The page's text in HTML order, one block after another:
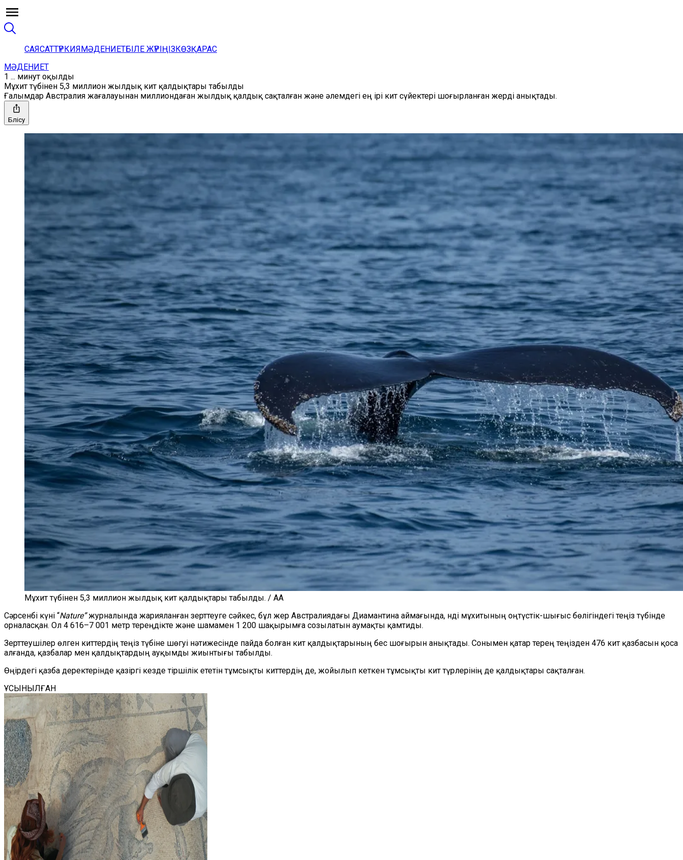
САЯСАТТҮРКИЯМӘДЕНИЕТБІЛЕ ЖҮРІҢІЗКӨЗҚАРАС
МӘДЕНИЕТ
1 ... минут оқылды
Мұхит түбінен 5,3 миллион жылдық кит қалдықтары табылды
Ғалымдар Австралия жағалауынан миллиондаған жылдық қалдық сақталған және әлемдегі ең ірі кит сүйектері шоғырланған жерді анықтады.
Бөлісу
Мұхит түбінен 5,3 миллион жылдық кит қалдықтары табылды. / AA
Сәрсенбі күні “Nature”журналында жарияланған зерттеуге сәйкес, бұл жер Австралиядағы Диамантина аймағында, Үнді мұхитының оңтүстік-шығыс бөлігіндегі теңіз түбінде
орналасқан. Ол 4 616–7 001 метр тереңдікте және шамамен 1 200 шақырымға созылатын аумақты қамтиды.
Зерттеушілер өлген киттердің теңіз түбіне шөгуі нәтижесінде пайда болған кит қалдықтарының бес шоғырын анықтады. Сонымен қатар терең теңізден 476 кит қазбасын қоса
алғанда, қазбалар мен қалдықтардың ауқымды жиынтығы табылды.
Өңірдегі қазба деректерінде қазіргі кезде тіршілік ететін тұмсықты киттердің де, жойылып кеткен тұмсықты кит түрлерінің де қалдықтары сақталған.
ҰСЫНЫЛҒАН